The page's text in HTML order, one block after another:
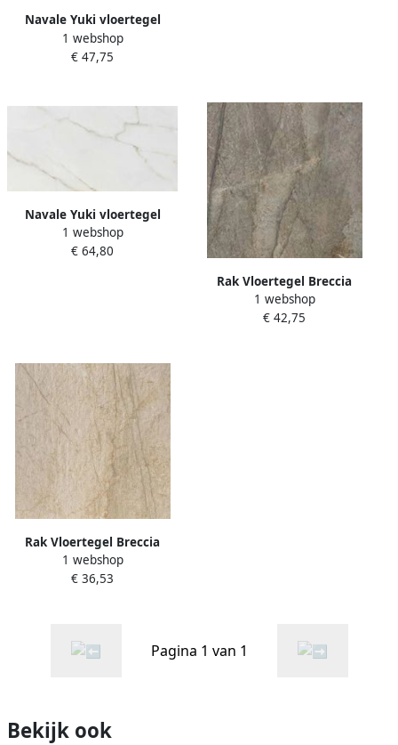
Navale Yuki vloertegel
marmerlook 60x60cm wit
gerectificeerd
1 webshop
€ 47,75
Navale Yuki vloertegel
marmerlook 60x120cm wit
glans gerectificeerd
1 webshop
€ 64,80
Rak Vloertegel Breccia
Stone Grijs Mat 60x60
1 webshop
€ 42,75
Rak Vloertegel Breccia
Stone Beige Mat 60x60
1 webshop
€ 36,53
Pagina 1 van 1
Bekijk ook